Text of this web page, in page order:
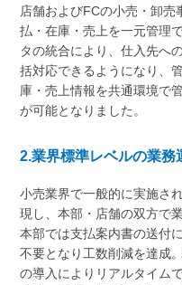
店舗およびFCの小売・卸売
払・在庫・売上を一元管理
タの統合により、仕入先へ
括対応できるようになり、
庫・売上情報を共通環境で
が可能となりました。
2.業界標準レベルの業務
小売業界で一般的に実施さ
現し、本部・店舗の双方で
本部では支払案内書の送付
不要となり工数削減を達成
の導入によりリアルタイム